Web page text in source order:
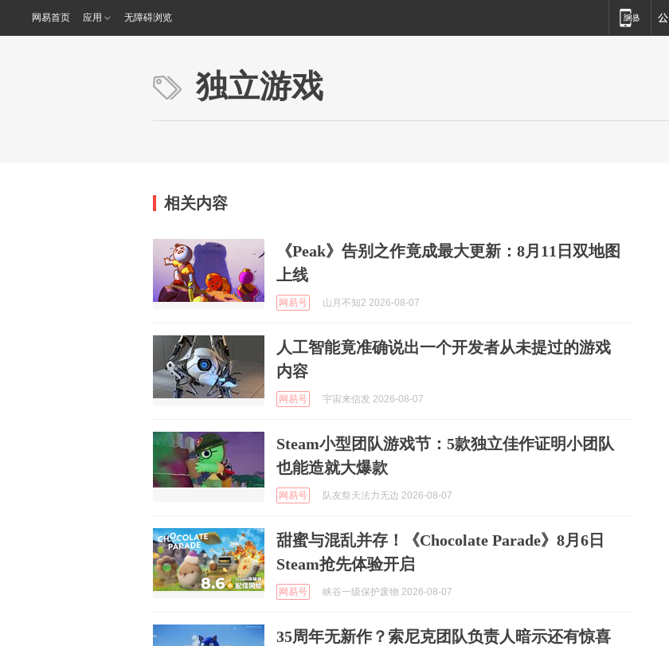
网易首页 应用 无障碍浏览
独立游戏
相关内容
《Peak》告别之作竟成最大更新：8月11日双地图
上线
网易号 山月不知2 2026-08-07
人工智能竟准确说出一个开发者从未提过的游戏
内容
网易号 宇宙来信发 2026-08-07
Steam小型团队游戏节：5款独立佳作证明小团队
也能造就大爆款
网易号 队友祭天法力无边 2026-08-07
甜蜜与混乱并存！《Chocolate Parade》8月6日
Steam抢先体验开启
网易号 峡谷一级保护废物 2026-08-07
35周年无新作？索尼克团队负责人暗示还有惊喜